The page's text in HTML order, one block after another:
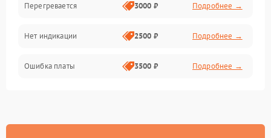
Перегревается 3000 ₽ Подробнее →
Нет индикации 2500 ₽ Подробнее →
Ошибка платы 3500 ₽ Подробнее →